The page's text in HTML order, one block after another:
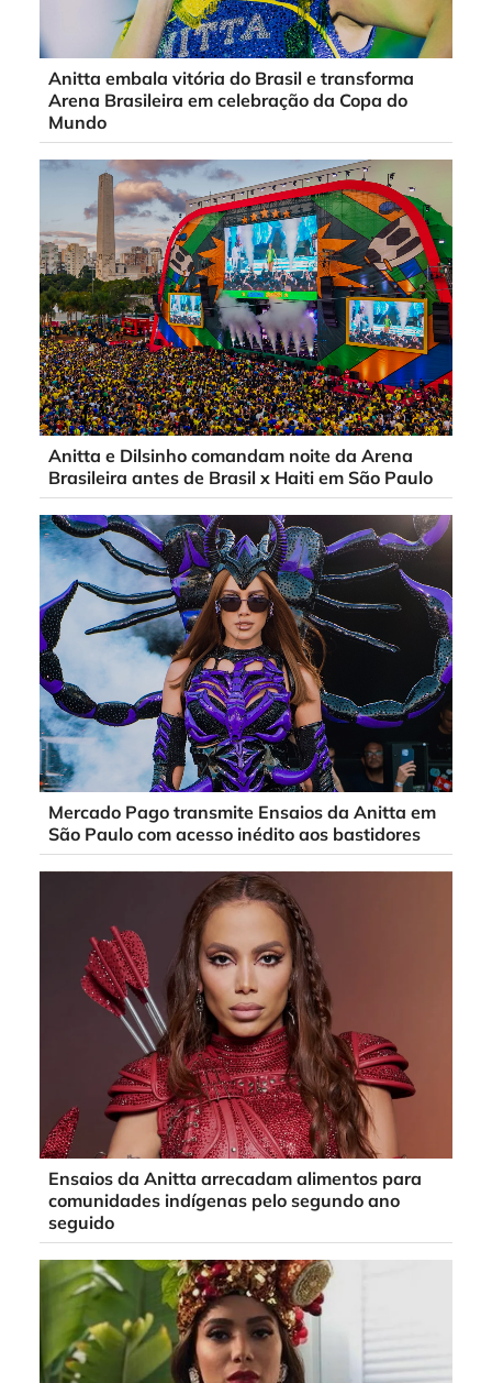
Anitta embala vitória do Brasil e transforma
Arena Brasileira em celebração da Copa do
Mundo
Anitta e Dilsinho comandam noite da Arena
Brasileira antes de Brasil x Haiti em São Paulo
Mercado Pago transmite Ensaios da Anitta em
São Paulo com acesso inédito aos bastidores
Ensaios da Anitta arrecadam alimentos para
comunidades indígenas pelo segundo ano
seguido